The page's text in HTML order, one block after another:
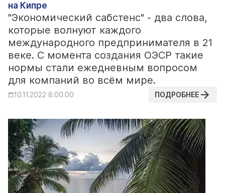
на Кипре
"Экономический сабстенс" - два слова,
которые волнуют каждого
международного предпринимателя в 21
веке. С момента создания ОЭСР такие
нормы стали ежедневным вопросом
для компаний во всём мире.
10.11.2022 8:00:00 ПОДРОБНЕЕ